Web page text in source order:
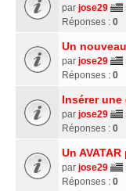
par jose29
Réponses : 0
Un
par jose29
Réponses : 0
Insérer
par jose29
Réponses : 0
Un
par jose29
Réponses : 0